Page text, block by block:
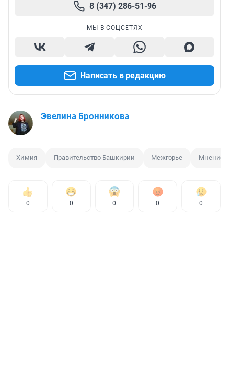
8 (347) 286-51-96
МЫ В СОЦСЕТЯХ
Написать в редакцию
Эвелина Бронникова
Химия Правительство Башкирии Межгорье Мнение
0 0 0 0 0